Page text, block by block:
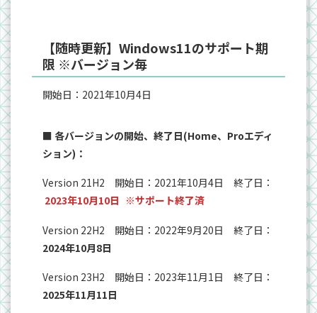
【随時更新】Windows11のサポート期
限 ※バージョン毎
開始日：2021年10月4日
■ 各バージョンの開始、終了日(Home、Proエディ
ション)：
Version 21H2 開始日：2021年10月4日 終了日：
2023年10月10日 ※サポート終了済
Version 22H2 開始日：2022年9月20日 終了日：
2024年10月8日
Version 23H2 開始日：2023年11月1日 終了日：
2025年11月11日